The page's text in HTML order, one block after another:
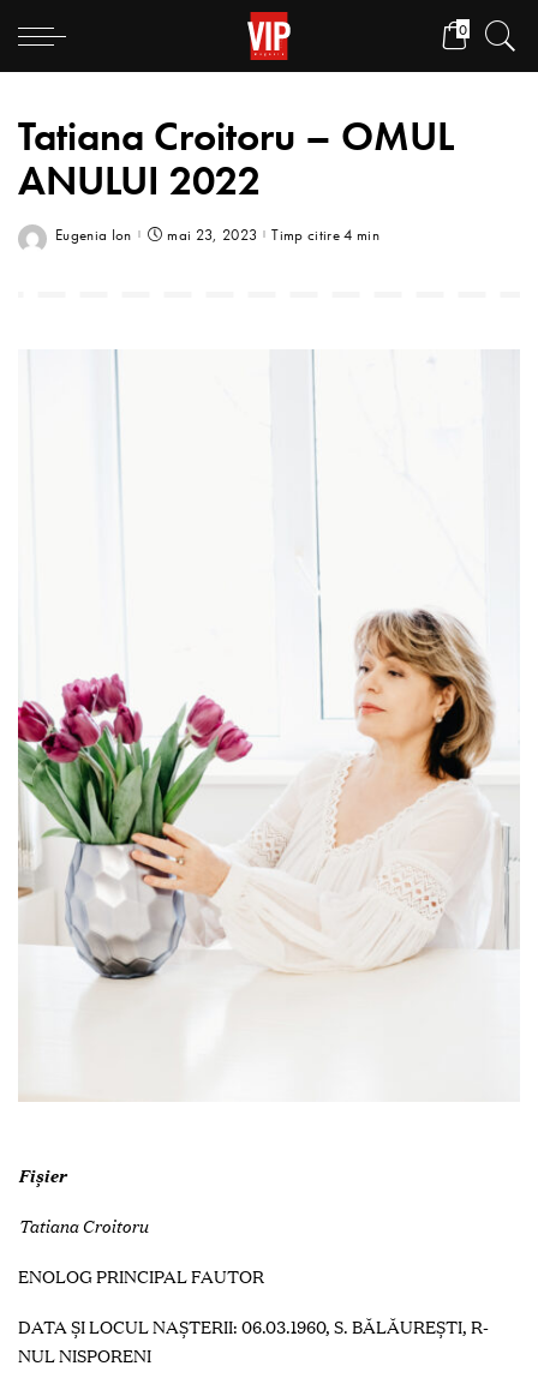
0
Tatiana Croitoru – OMUL
ANULUI 2022
Eugenia Ion mai 23, 2023 Timp citire 4 min
Fişier
Tatiana Croitoru
ENOLOG PRINCIPAL FAUTOR
DATA ŞI LOCUL NAŞTERII: 06.03.1960, S. BĂLĂUREȘTI, R-
NUL NISPORENI